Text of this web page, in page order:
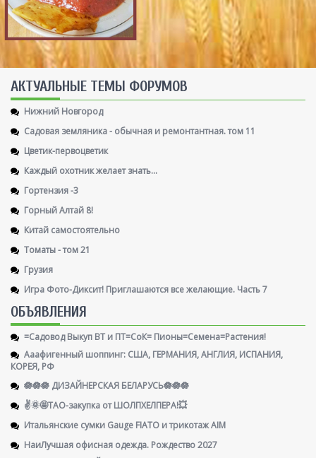
AКТУАЛЬНЫЕ ТЕМЫ ФОРУМОВ
Нижний Новгород
Садовая земляника - обычная и ремонтантная. том 11
Цветик-первоцветик
Каждый охотник желает знать...
Гортензия -3
Горный Алтай 8!
Китай самостоятельно
Томаты - том 21
Грузия
Игра Фото-Диксит! Приглашаются все желающие. Часть 7
ОБЪЯВЛЕНИЯ
=Садовод Выкуп ВТ и ПТ=СоК= Пионы=Семена=Растения!
Ааафигенный шоппинг: США, ГЕРМАНИЯ, АНГЛИЯ, ИСПАНИЯ,
КОРЕЯ, РФ
🪷🪷🪷 ДИЗАЙНЕРСКАЯ БЕЛАРУСЬ🪷🪷🪷
✌️🌞🤩ТАО-закупка от ШОЛПХЕЛПЕРА!💥
Итальянские сумки Gauge FIATO и трикотаж AIM
НаиЛучшая офисная одежда. Рождество 2027